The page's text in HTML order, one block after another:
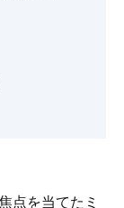
点を当てたミ